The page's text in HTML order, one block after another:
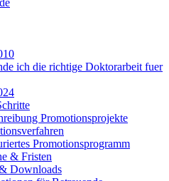
ich die richtige Doktorarbeit fuer
Promotionsprojekte
Promotionsprogramm
& Fristen
Downloads